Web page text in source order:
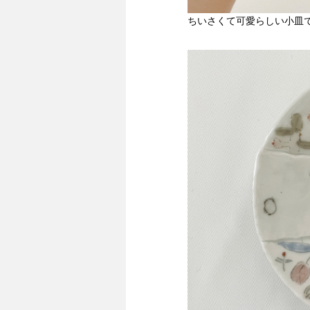
ちいさくて可愛らしい小皿